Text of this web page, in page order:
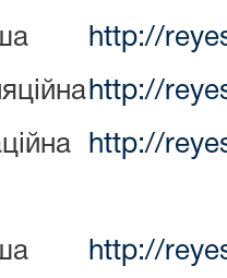
http://
http://
http://
http://